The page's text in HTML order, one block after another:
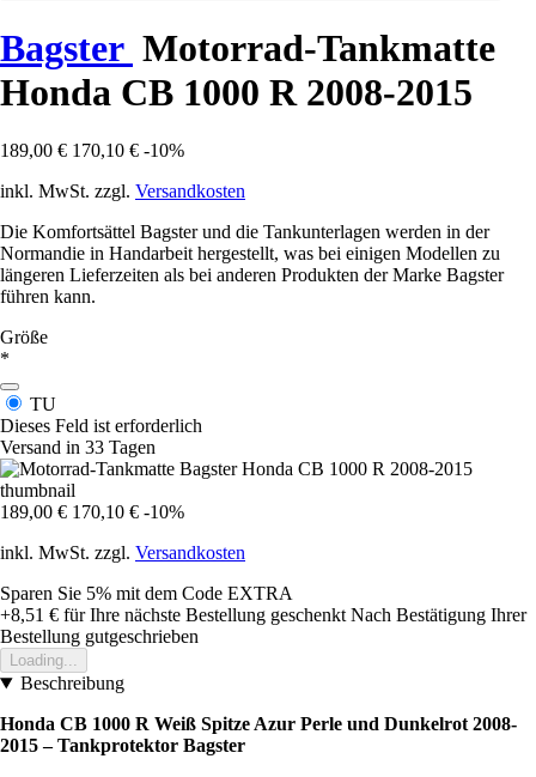
Bagster Motorrad-Tankmatte
Honda CB 1000 R 2008-2015
189,00 € 170,10 € -10%
inkl. MwSt. zzgl. Versandkosten
Die Komfortsättel Bagster und die Tankunterlagen werden in der
Normandie in Handarbeit hergestellt, was bei einigen Modellen zu
längeren Lieferzeiten als bei anderen Produkten der Marke Bagster
führen kann.
Größe
*
TU
Dieses Feld ist erforderlich
Versand in 33 Tagen
189,00 € 170,10 € -10%
inkl. MwSt. zzgl. Versandkosten
Sparen Sie 5% mit dem Code EXTRA
+8,51 € für Ihre nächste Bestellung geschenkt Nach Bestätigung Ihrer
Bestellung gutgeschrieben
Loading...
Beschreibung
Honda CB 1000 R Weiß Spitze Azur Perle und Dunkelrot 2008-
2015 – Tankprotektor Bagster